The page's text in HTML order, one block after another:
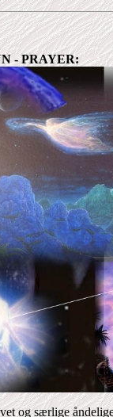
- PRAYER:
og særlige